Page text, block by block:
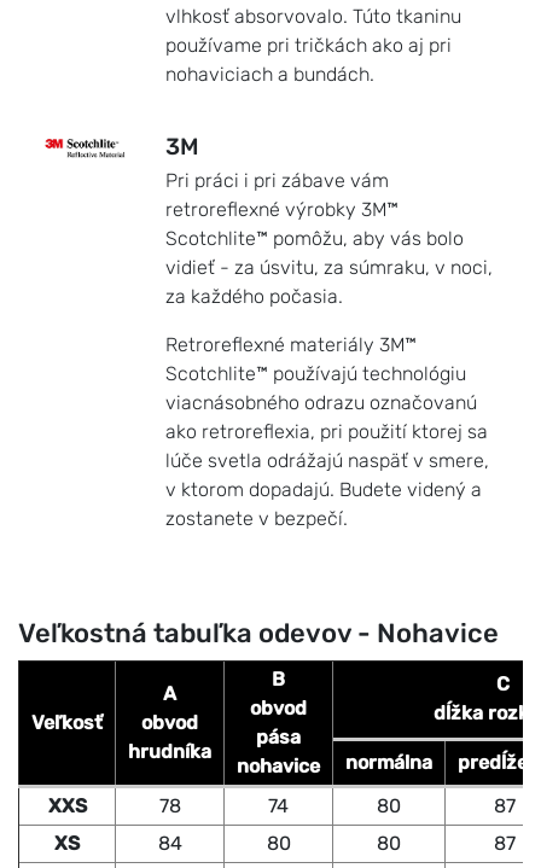
vlhkosť absorvovalo. Túto tkaninu
používame pri tričkách ako aj pri
nohaviciach a bundách.
3M
Pri práci i pri zábave vám
retroreflexné výrobky 3M™
Scotchlite™ pomôžu, aby vás bolo
vidieť - za úsvitu, za súmraku, v noci,
za každého počasia.
Retroreflexné materiály 3M™
Scotchlite™ používajú technológiu
viacnásobného odrazu označovanú
ako retroreflexia, pri použití ktorej sa
lúče svetla odrážajú naspäť v smere,
v ktorom dopadajú. Budete videný a
zostanete v bezpečí.
Veľkostná tabuľka odevov - Nohavice
Veľkosť
A
obvod
hrudníka
B
obvod
pása
nohavice
C
dĺžka
normálna
XXS
78 74 80
87
XS
84 80 80
87